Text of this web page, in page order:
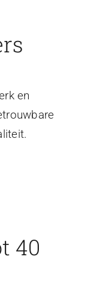
en
40